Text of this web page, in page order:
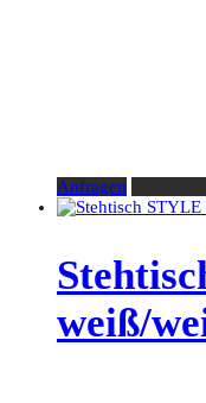
Anfragen
weiß/